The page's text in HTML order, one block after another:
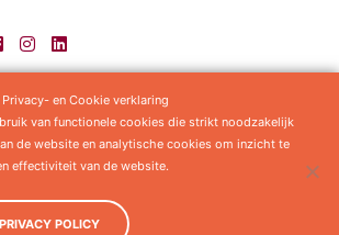
Privacy statement Algemene voorwaarden
en Cookie verklaring
van functionele cookies die strikt noodzakelijk
de website en analytische cookies om inzicht te
effectiviteit van de website.
PRIVACY POLICY